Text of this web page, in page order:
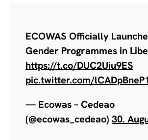
ECOWAS Officially
Gender Programmes in
https://t.co/DUC2Uiu9ES
pic.twitter.com/lCADpBneP1
— Ecowas – Cedeao
(@ecowas_cedeao) 30.